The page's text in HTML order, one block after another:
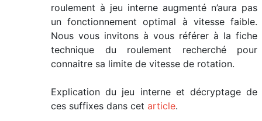
roulement à jeu interne augmenté n’aura pas
un fonctionnement optimal à vitesse faible.
Nous vous invitons à vous référer à la fiche
technique du roulement recherché pour
connaitre sa limite de vitesse de rotation.
Explication du jeu interne et décryptage de
ces suffixes dans cet article.